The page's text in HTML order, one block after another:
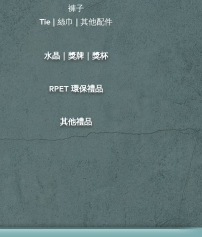
褲子
Tie | 絲巾 | 其他配件
​水晶｜獎牌｜獎杯
RPET 環保禮品
其他禮品